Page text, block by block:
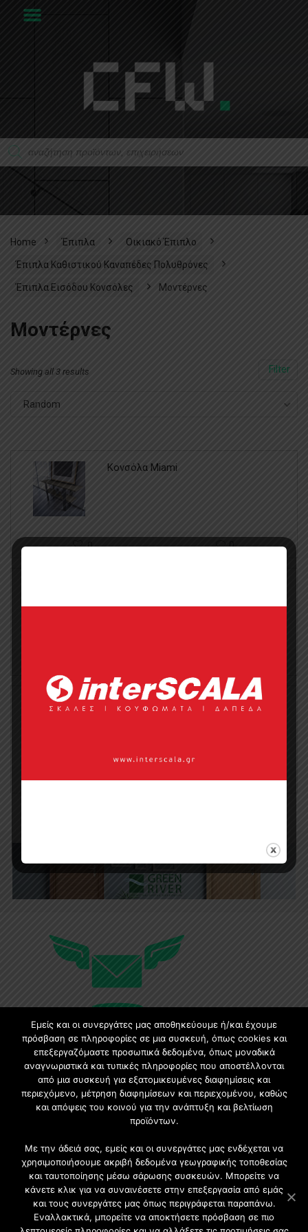
Home Έπιπλα Οικιακό Έπιπλο
Έπιπλα Καθιστικού Καναπέδες Πολυθρόνες
Έπιπλα Εισόδου Κονσόλες Μοντέρνες
Μοντέρνες
Filter
Showing all 3 results
Random
Κονσόλα Miami
0 0
Κονσόλα Monte Carlo
0 0
Εγγραφή στο Newsletter
Γίνετε μέλος της μεγαλύτερης διαδικτυακής κοινότητας, ειδικά
για αρχιτέκτονες, σχεδιαστές και λάτρεις της κατασκευής και
Εμείς και οι συνεργάτες μας αποθηκεύουμε ή/και έχουμε
πρόσβαση σε πληροφορίες σε μια συσκευή, όπως cookies και
επεξεργαζόμαστε προσωπικά δεδομένα, όπως μοναδικά
αναγνωριστικά και τυπικές πληροφορίες που αποστέλλονται
από μια συσκευή για εξατομικευμένες διαφημίσεις και
περιεχόμενο, μέτρηση διαφημίσεων και περιεχομένου, καθώς
και απόψεις του κοινού για την ανάπτυξη και βελτίωση
προϊόντων.
Με την άδειά σας, εμείς και οι συνεργάτες μας ενδέχεται να
χρησιμοποιήσουμε ακριβή δεδομένα γεωγραφικής τοποθεσίας
και ταυτοποίησης μέσω σάρωσης συσκευών. Μπορείτε να
κάνετε κλικ για να συναινέσετε στην επεξεργασία από εμάς
και τους συνεργάτες μας όπως περιγράφεται παραπάνω.
Εναλλακτικά, μπορείτε να αποκτήσετε πρόσβαση σε πιο